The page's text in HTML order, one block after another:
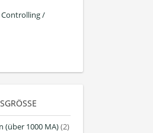
/
(über 1000 MA)(2)